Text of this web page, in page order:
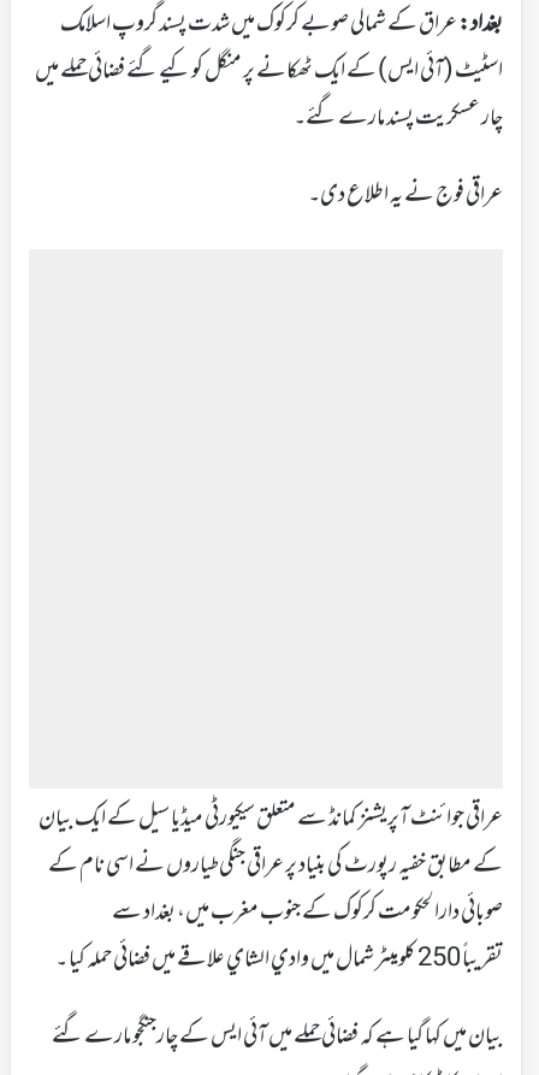
بغداد:عراق کے شمالی صوبے کرکوک میں شدت پسند گروپ اسلامک
اسٹیٹ (آئی ایس) کے ایک ٹھکانے پر منگل کو کیے گئے فضائی حملے میں
چار عسکریت پسند مارے گئے۔
عراقی فوج نے یہ اطلاع دی۔
عراقی جوائنٹ آپریشنز کمانڈ سے متعلق سیکیورٹی میڈیا سیل کے ایک بیان
کے مطابق خفیہ رپورٹ کی بنیاد پر عراقی جنگی طیاروں نے اسی نام کے
صوبائی دارالحکومت کرکوک کے جنوب مغرب میں، بغداد سے
تقریباً 250 کلومیٹر شمال میں وادي الشاي علاقے میں فضائی حملہ کیا ۔
بیان میں کہا گیا ہے کہ فضائی حملے میں آئی ایس کے چارجنگجو مارے گئے